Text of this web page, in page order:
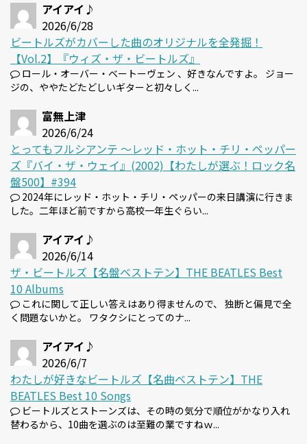
アイアイ♪
2026/6/28
ビートルズがカバーした曲のオリジナルを全発掘！
【Vol.2】『ウィズ・ザ・ビートルズ』
ロール・オーバー・ベートーヴェン 、好きなんですよ。 ジョー
ジの、ややたどたどしいギターと初々しく...
富無上津
2026/6/24
とってもフルシアンテ 〜レッド・ホット・チリ・ペッパー
ズ『バイ・ザ・ウェイ』(2002)【わたしが選ぶ！ロック名
盤500】#394
2024年にレッド・ホット・チリ・ペッパーの来日講演に行きま
した。二年ほど前ですから高校一年生ぐらい...
アイアイ♪
2026/6/14
ザ・ビートルズ【名盤ベストテン】THE BEATLES Best
10 Albums
これに関して正しい答えはあり得ませんので、 独断と偏見で全
く問題ないかと。 ワタクシにとってのナ...
アイアイ♪
2026/6/7
わたしが好きなビートルズ【名曲ベストテン】THE
BEATLES Best 10 Songs
ビートルズとストーンズは、その時の気分で順位がかなり入れ
替わるから、10曲を選ぶのは至難の業ですねｗ...